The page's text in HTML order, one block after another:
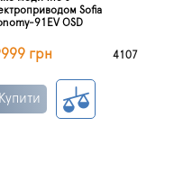
Sofia
91EV OSD
грн 4107
Купити